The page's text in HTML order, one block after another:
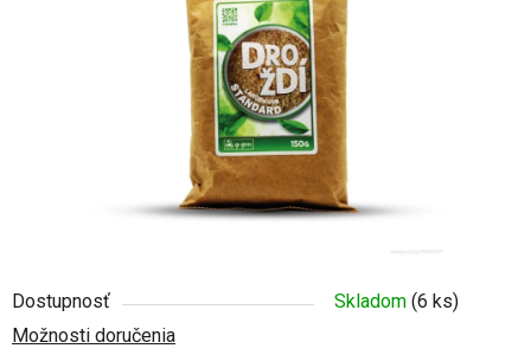
Dostupnosť Skladom (6 ks)
Možnosti doručenia